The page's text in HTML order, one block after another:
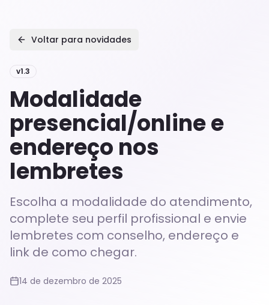
Voltar para novidades
v1.3
Modalidade
presencial/online e
endereço nos
lembretes
Escolha a modalidade do atendimento,
complete seu perfil profissional e envie
lembretes com conselho, endereço e
link de como chegar.
14 de dezembro de 2025